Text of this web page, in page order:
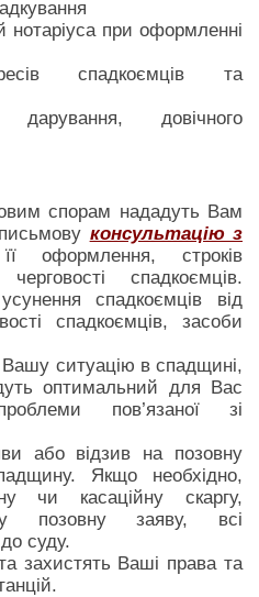
нотаріуса при оформленні
спадкоємців та
довічного
спорам нададуть Вам
консультацію з
оформлення, строків
спадкоємців.
спадкоємців від
спадкоємців, засоби
ситуацію в спадщині,
оптимальний для Вас
пов’язаної зі
або відзив на позовну
Якщо необхідно,
чи касаційну скаргу,
позовну заяву, всі
суду.
захистять Ваші права та